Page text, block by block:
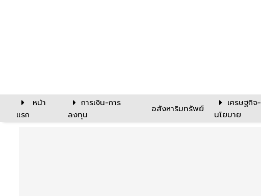
หน้า
แรก
การเงิน-การ
ลงทุน
อสังหาริมทรัพย์
เศรษฐกิจ-
นโยบาย